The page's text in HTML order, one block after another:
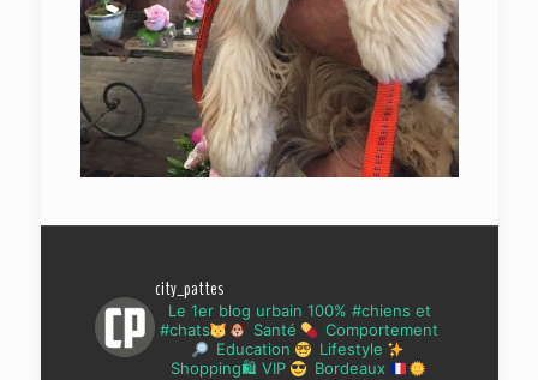
city_pattes
Le 1er blog urbain 100% #chiens et
#chats
Santé
Comportement
Education
Lifestyle
Shopping🛍 VIP
Bordeaux